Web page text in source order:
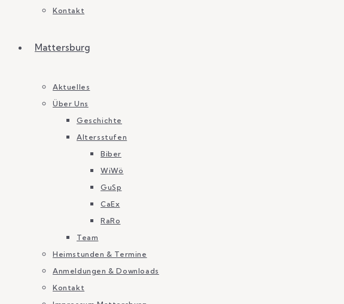
Kontakt
Mattersburg
Aktuelles
Über Uns
Geschichte
Altersstufen
Biber
WiWö
GuSp
CaEx
RaRo
Team
Heimstunden & Termine
Anmeldungen & Downloads
Kontakt